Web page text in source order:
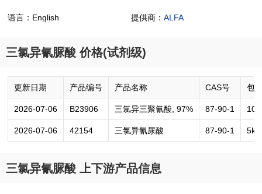
语言：English 提供商： ALFA
三氯异氰脲酸 价格(试剂级)
更新日期 产品编号 产品名称 CAS号 包
2026-07-06 B23906 三氯异三聚氰酸, 97% 87-90-1
2026-07-06 42154 三氯异氰尿酸 87-90-1 5kg
三氯异氰脲酸 上下游产品信息